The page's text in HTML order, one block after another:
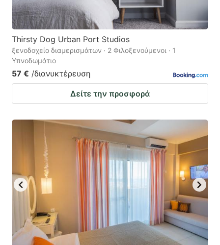
Thirsty Dog Urban Port Studios
ξενοδοχείο διαμερισμάτων · 2 Φιλοξενούμενοι · 1
Υπνοδωμάτιο
57 € /διανυκτέρευση
Δείτε την προσφορά